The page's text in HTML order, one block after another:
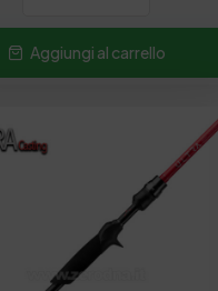
Aggiungi al carrello